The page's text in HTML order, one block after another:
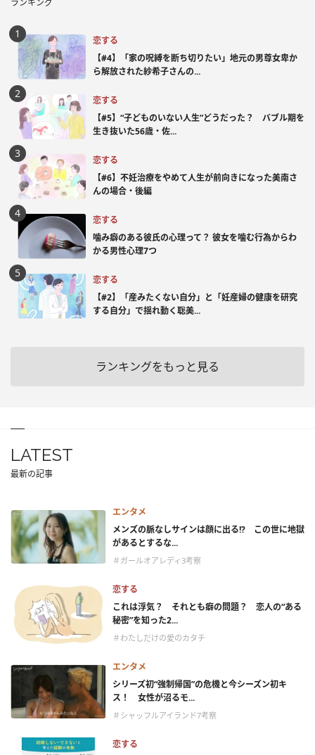
ランキング
恋する
【#4】「家の呪縛を断ち切りたい」地元の男尊女卑か
ら解放された紗希子さんの...
恋する
【#5】“子どものいない人生”どうだった？ バブル期を
生き抜いた56歳・佐...
恋する
【#6】不妊治療をやめて人生が前向きになった美南さ
んの場合・後編
恋する
噛み癖のある彼氏の心理って？ 彼女を噛む行為からわ
かる男性心理7つ
恋する
【#2】「産みたくない自分」と「妊産婦の健康を研究
する自分」で揺れ動く聡美...
ランキングをもっと見る
LATEST
最新の記事
エンタメ
メンズの脈なしサインは顔に出る!? この世に地獄
があるとするな...
＃ガールオアレディ3考察
恋する
これは浮気？ それとも癖の問題？ 恋人の“ある
秘密”を知った2...
＃わたしだけの愛のカタチ
エンタメ
シリーズ初“強制帰国”の危機と今シーズン初キ
ス！ 女性が沼るモ...
＃シャッフルアイランド7考察
恋する